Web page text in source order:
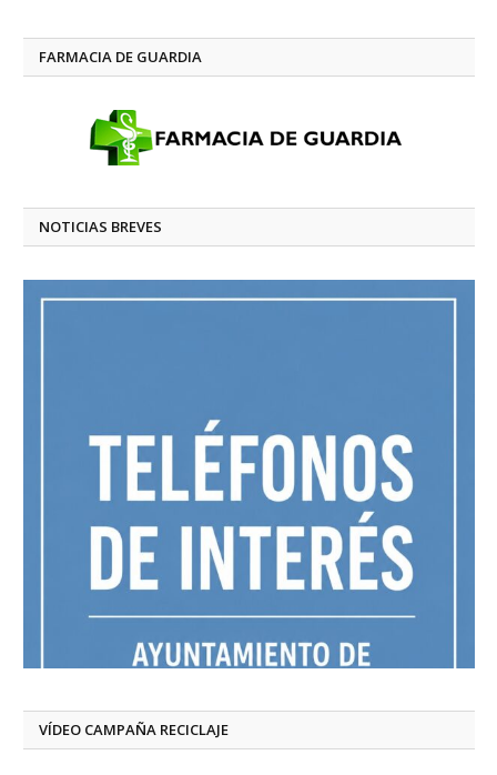
FARMACIA DE GUARDIA
NOTICIAS BREVES
VÍDEO CAMPAÑA RECICLAJE